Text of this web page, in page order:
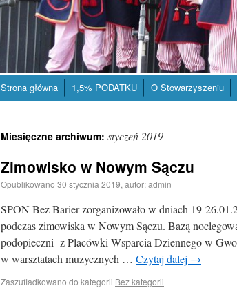
Strona główna 1,5% PODATKU O Stowarzyszeniu
Miesięczne archiwum: styczeń 2019
Zimowisko w Nowym Sączu
Opublikowano 30 stycznia 2019, autor:admin
SPON Bez Barier zorganizowało w dniach 19-
podczas zimowiska w Nowym Sączu. Bazą
podopieczni z Placówki Wsparcia Dziennego w
w warsztatach muzycznych … Czytaj dalej →
Zaszufladkowano do kategorii Bez kategorii |